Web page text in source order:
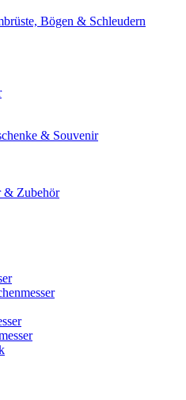
Bögen & Schleudern
& Souvenir
& Zubehör